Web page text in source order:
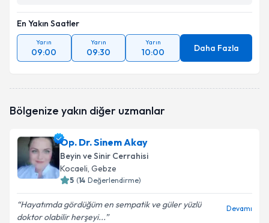
En Yakın Saatler
Yarın
09:00
Yarın
09:30
Yarın
10:00 Daha Fazla
Bölgenize yakın diğer uzmanlar
Op. Dr. Sinem Akay
Beyin ve Sinir Cerrahisi
Kocaeli, Gebze
5 (14 Değerlendirme)
Hayatımda gördüğüm en sempatik ve güler yüzlü
doktor olabilir herşeyi...
Devamı